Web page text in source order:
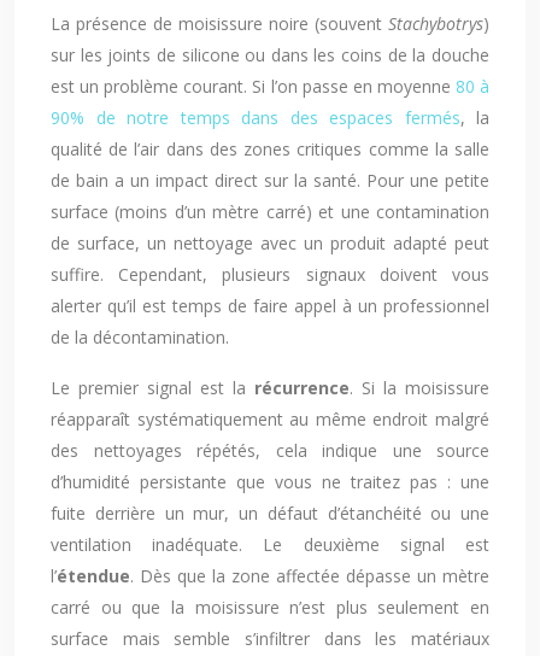
La présence de moisissure noire (souvent Stachybotrys)
sur les joints de silicone ou dans les coins de la douche
est un problème courant. Si l’on passe en moyenne 80 à
90% de notre temps dans des espaces fermés, la
qualité de l’air dans des zones critiques comme la salle
de bain a un impact direct sur la santé. Pour une petite
surface (moins d’un mètre carré) et une contamination
de surface, un nettoyage avec un produit adapté peut
suffire. Cependant, plusieurs signaux doivent vous
alerter qu’il est temps de faire appel à un professionnel
de la décontamination.
Le premier signal est la récurrence. Si la moisissure
réapparaît systématiquement au même endroit malgré
des nettoyages répétés, cela indique une source
d’humidité persistante que vous ne traitez pas : une
fuite derrière un mur, un défaut d’étanchéité ou une
ventilation inadéquate. Le deuxième signal est
l’étendue. Dès que la zone affectée dépasse un mètre
carré ou que la moisissure n’est plus seulement en
surface mais semble s’infiltrer dans les matériaux